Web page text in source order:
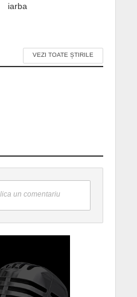
iarba
VEZI TOATE ȘTIRILE
un comentariu